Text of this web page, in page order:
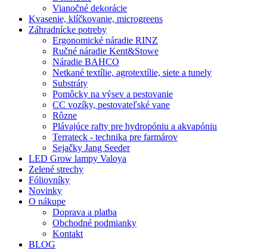
Vianočné dekorácie
Kvasenie, klíčkovanie, microgreens
Záhradnícke potreby
Ergonomické náradie RINZ
Ručné náradie Kent&Stowe
Náradie BAHCO
Netkané textílie, agrotextílie, siete a tunely
Substráty
Pomôcky na výsev a pestovanie
CC vozíky, pestovateľské vane
Rôzne
Plávajúce rafty pre hydropóniu a akvapóniu
Terrateck - technika pre farmárov
Sejačky Jang Seeder
LED Grow lampy Valoya
Zelené strechy
Fóliovníky
Novinky
O nákupe
Doprava a platba
Obchodné podmianky
Kontakt
BLOG